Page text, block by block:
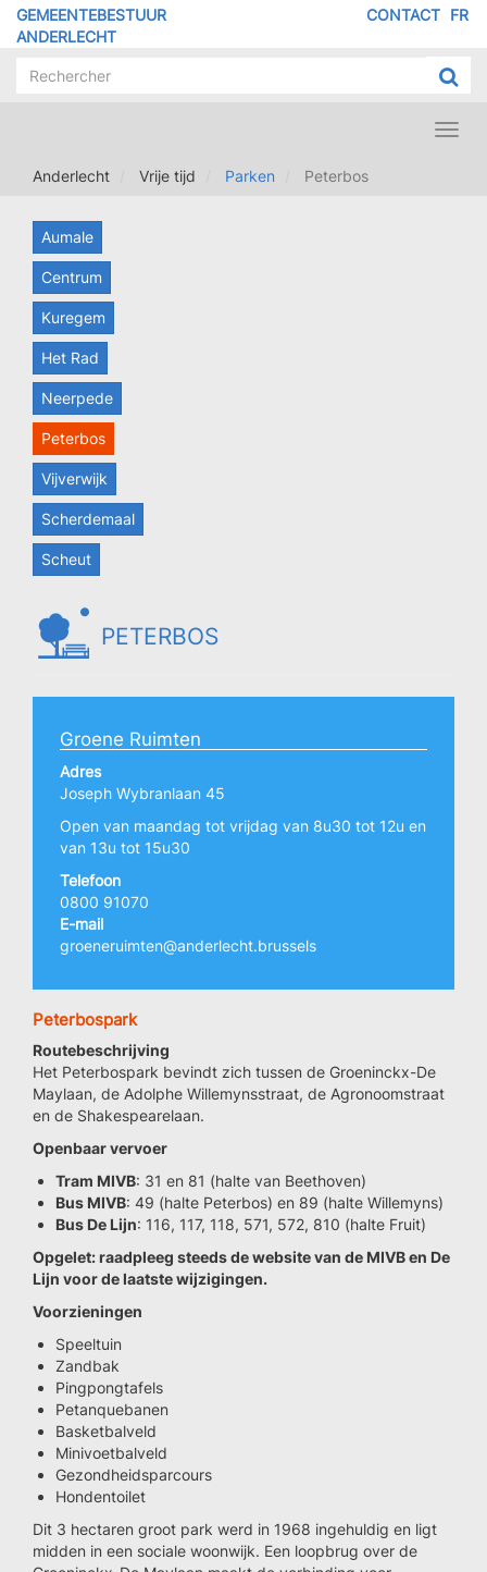
Overslaan
GEMEENTEBESTUUR
ANDERLECHT
FR
CONTACT
Anderlecht
Vrije tijd Parken Peterbos
Aumale
Centrum
Kuregem
Het Rad
Neerpede
Peterbos
Vijverwijk
Scherdemaal
Scheut
PETERBOS
Groene Ruimten
Adres
Joseph Wybranlaan 45
Open van maandag tot vrijdag van 8u30 tot 12u en
van 13u tot 15u30
Telefoon
0800 91070
E-mail
groeneruimten@anderlecht.brussels
Peterbospark
Routebeschrijving
Het Peterbospark bevindt zich tussen de Groeninckx-De
Maylaan, de Adolphe Willemynsstraat, de Agronoomstraat
en de Shakespearelaan.
Openbaar vervoer
Tram MIVB: 31 en 81 (halte van Beethoven)
Bus MIVB: 49 (halte Peterbos) en 89 (halte Willemyns)
Bus De Lijn: 116, 117, 118, 571, 572, 810 (halte Fruit)
Opgelet: raadpleeg steeds de website van de MIVB en De
Lijn voor de laatste wijzigingen.
Voorzieningen
Speeltuin
Zandbak
Pingpongtafels
Petanquebanen
Basketbalveld
Minivoetbalveld
Gezondheidsparcours
Hondentoilet
Dit 3 hectaren groot park werd in 1968 ingehuldig en ligt
midden in een sociale woonwijk. Een loopbrug over de